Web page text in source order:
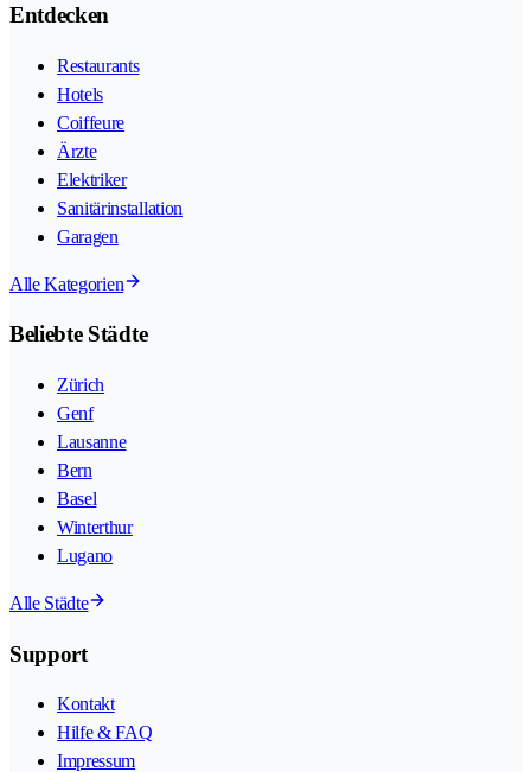
Entdecken
Restaurants
Hotels
Coiffeure
Ärzte
Elektriker
Sanitärinstallation
Garagen
Alle Kategorien
Beliebte Städte
Zürich
Genf
Lausanne
Bern
Basel
Winterthur
Lugano
Alle Städte
Support
Kontakt
Hilfe & FAQ
Impressum